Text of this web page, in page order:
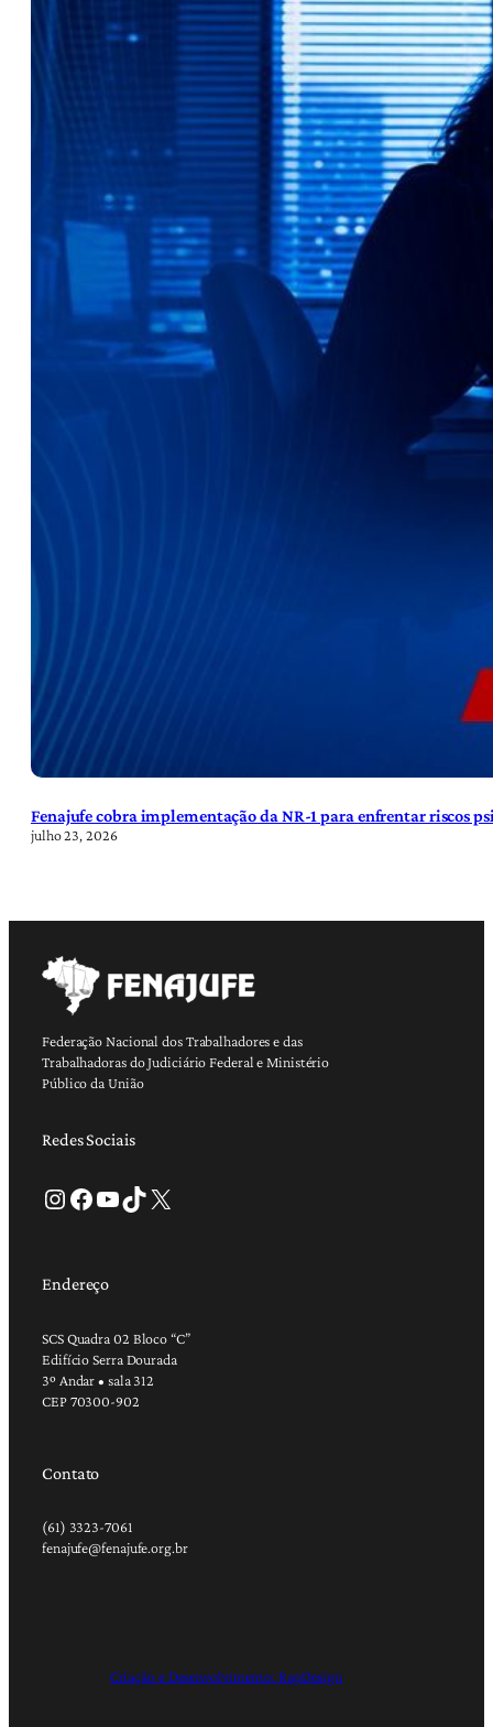
Fenajufe cobra implementação da NR-1 para enfrentar riscos
julho 23, 2026
Federação Nacional dos Trabalhadores e das
Trabalhadoras do Judiciário Federal e Ministério
Público da União
Redes Sociais
Instagram Facebook Youtube TikTok X
Endereço
SCS Quadra 02 Bloco “C”
Edifício Serra Dourada
3º Andar • sala 312
CEP 70300-902
Contato
(61) 3323-7061
fenajufe@fenajufe.org.br
Criação e Desenvolvimento: RapDesign